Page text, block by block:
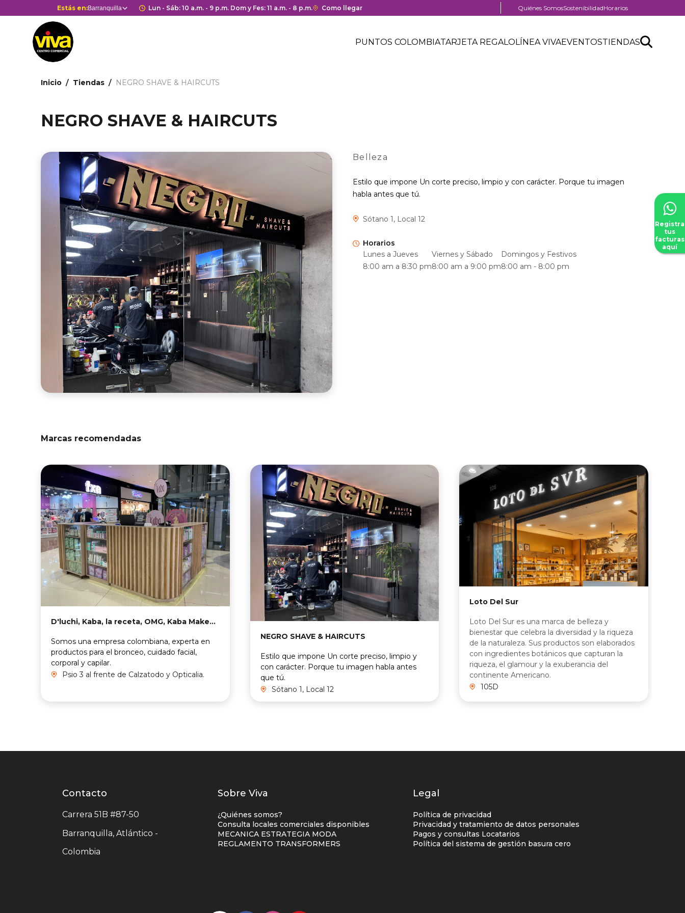
al
contenido
principal
Selector
de
centros
comerciales
Estás en:Estás en
Barranquilla Horario de apertura y cierre del centro comercial.
Lun - Sáb: 10 a.m. - 9 p.m. Dom y Fes: 11 a.m. - 8 p.m.Enlace
Como llegar
Menú
Quiénes SomosSostenibilidadHorarios
Header
Menú
PUNTOS COLOMBIATARJETA REGALOLÍNEA VIVAEVENTOSTIENDASSearch
Buscar
Ruta
de
Inicio Tiendas NEGRO SHAVE & HAIRCUTS
NEGRO SHAVE & HAIRCUTS
Belleza
Estilo que impone Un corte preciso, limpio y con carácter. Porque tu imagen
habla antes que tú.
Sótano 1, Local 12
Horarios
Lunes a Jueves
8:00 am a 8:30 pm
Viernes y Sábado
8:00 am a 9:00 pm
Domingos y Festivos
8:00 am - 8:00 pm
Marcas recomendadas
D'luchi, Kaba, la receta, OMG, Kaba Makeup
Somos una empresa colombiana, experta en
productos para el bronceo, cuidado facial,
corporal y capilar.
Psio 3 al frente de Calzatodo y Opticalia.
NEGRO SHAVE & HAIRCUTS
Estilo que impone Un corte preciso, limpio y
con carácter. Porque tu imagen habla antes
que tú.
Sótano 1, Local 12
Loto Del Sur
Loto Del Sur es una marca de belleza y
bienestar que celebra la diversidad y la riqueza
de la naturaleza. Sus productos son elaborados
con ingredientes botánicos que capturan la
riqueza, el glamour y la exuberancia del
continente Americano.
105D
Contacto
centro
Contacto
Carrera 51B #87-50
Barranquilla, Atlántico -
Colombia
Listados
enlaces
centro
comercial
Sobre Viva
¿Quiénes somos?
Consulta locales comerciales disponibles
MECANICA ESTRATEGIA MODA
REGLAMENTO TRANSFORMERS
Legal
Política de privacidad
Privacidad y tratamiento de datos personales
Pagos y consultas Locatarios
Política del sistema de gestión basura cero
Registra
tus
facturas
aquí